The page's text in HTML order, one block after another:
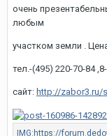
очень
любым
участком земли .
тел.-(495) 220-70-84
сайт: http://zabor3.ru/